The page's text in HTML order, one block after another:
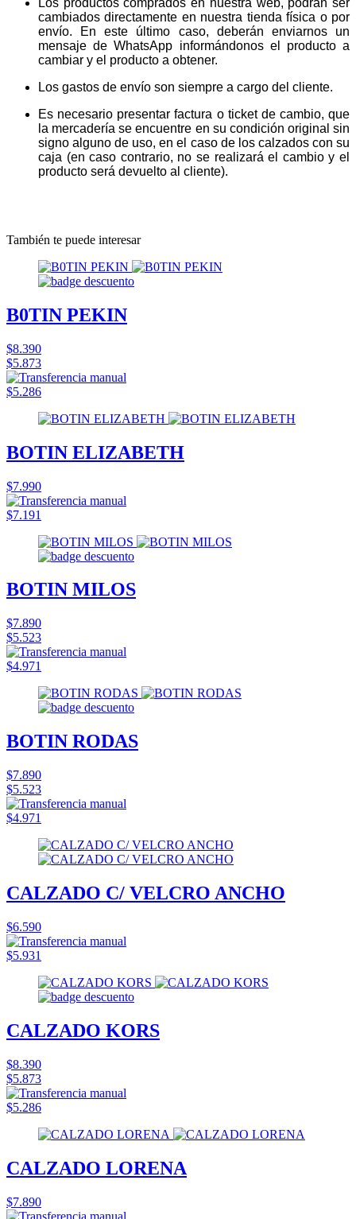
cambiados directamente en nuestra tienda física o por
envío. En este último caso, deberán enviarnos un
mensaje de WhatsApp informándonos el producto a
cambiar y el producto a obtener.
Los gastos de envío son siempre a cargo del cliente.
Es necesario presentar factura o ticket de cambio, que
la mercadería se encuentre en su condición original sin
signo alguno de uso, en el caso de los calzados con su
caja (en caso contrario, no se realizará el cambio y el
producto será devuelto al cliente).
También te puede interesar
B0TIN PEKIN
$8.390
$5.873
$5.286
BOTIN ELIZABETH
$7.990
$7.191
BOTIN MILOS
$7.890
$5.523
$4.971
BOTIN RODAS
$7.890
$5.523
$4.971
CALZADO C/ VELCRO ANCHO
$6.590
$5.931
CALZADO KORS
$8.390
$5.873
$5.286
CALZADO LORENA
$7.890